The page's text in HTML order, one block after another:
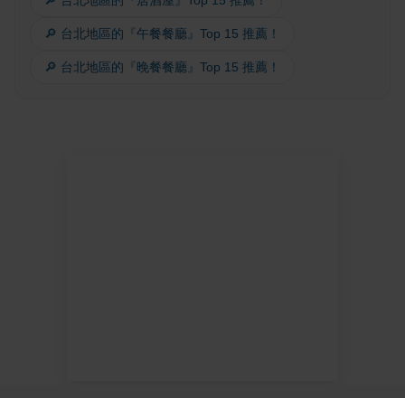
🔎 台北地區的『午餐餐廳』Top 15 推薦！
🔎 台北地區的『晚餐餐廳』Top 15 推薦！